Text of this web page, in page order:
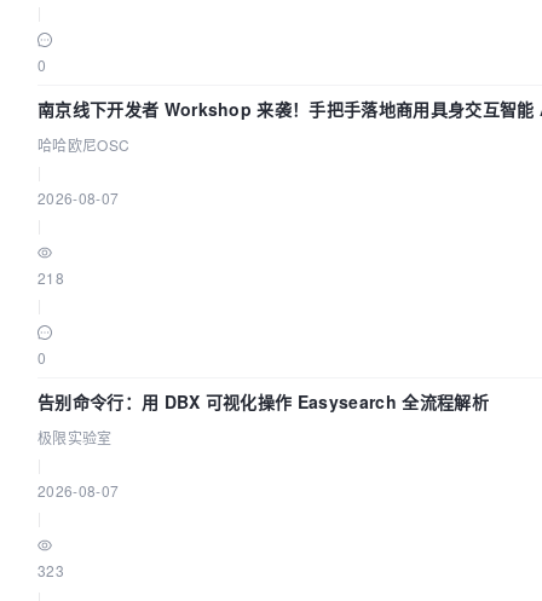
0
南京线下开发者 Workshop 来袭！手把手落地商用具身交互智
哈哈欧尼OSC
2026-08-07
218
0
告别命令行：用 DBX 可视化操作 Easysearch 全流程解析
极限实验室
2026-08-07
323